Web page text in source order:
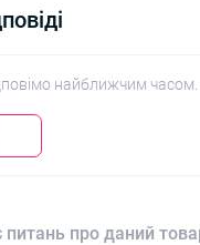
найближчим часом.
про даний